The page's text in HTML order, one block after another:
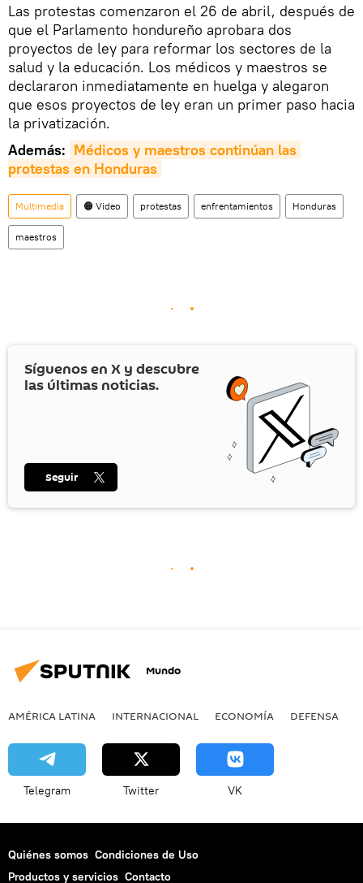
Las protestas comenzaron el 26 de abril, después de
que el Parlamento hondureño aprobara dos
proyectos de ley para reformar los sectores de la
salud y la educación. Los médicos y maestros se
declararon inmediatamente en huelga y alegaron
que esos proyectos de ley eran un primer paso hacia
la privatización.
Además: Médicos y maestros continúan las
protestas en Honduras
Multimedia 🟠 Video protestas enfrentamientos Honduras
maestros
Síguenos en X y descubre
las últimas noticias.
Seguir
Mundo
AMÉRICA LATINA INTERNACIONAL ECONOMÍA DEFENSA
Telegram Twitter VK
Quiénes somos Condiciones de Uso
Productos y servicios Contacto